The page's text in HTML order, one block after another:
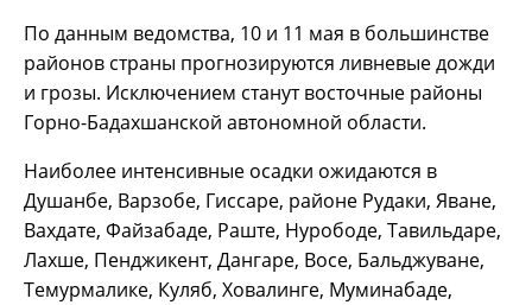
По данным ведомства, 10 и 11 мая в большинстве
районов страны прогнозируются ливневые дожди
и грозы. Исключением станут восточные районы
Горно-Бадахшанской автономной области.
Наиболее интенсивные осадки ожидаются в
Душанбе, Варзобе, Гиссаре, районе Рудаки, Яване,
Вахдате, Файзабаде, Раште, Нурободе, Тавильдаре,
Лахше, Пенджикент, Дангаре, Восе, Бальджуване,
Темурмалике, Куляб, Ховалинге, Муминабаде,